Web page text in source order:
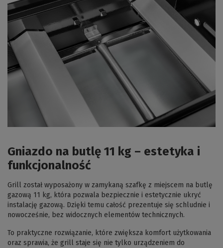
Gniazdo na butlę 11 kg – estetyka i
funkcjonalność
Grill został wyposażony w zamykaną szafkę z miejscem na butlę
gazową 11 kg, która pozwala bezpiecznie i estetycznie ukryć
instalację gazową. Dzięki temu całość prezentuje się schludnie i
nowocześnie, bez widocznych elementów technicznych.
To praktyczne rozwiązanie, które zwiększa komfort użytkowania
oraz sprawia, że grill staje się nie tylko urządzeniem do